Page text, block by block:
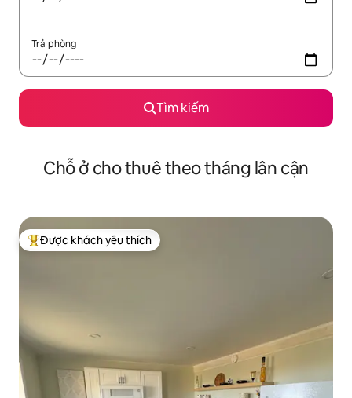
Trả phòng
Tìm kiếm
Chỗ ở cho thuê theo tháng lân cận
Được khách yêu thích nhất
Được khách yêu thích